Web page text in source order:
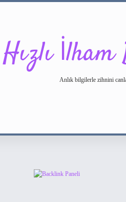
Hızlı
Anlık bilgilerle zihnini